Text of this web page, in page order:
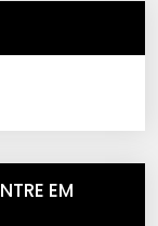
EM